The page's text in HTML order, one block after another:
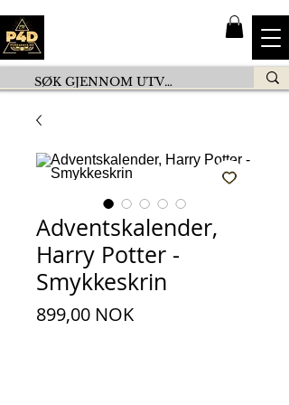
Adventskalender,
Harry Potter -
Smykkeskrin
899,00 NOKPreis